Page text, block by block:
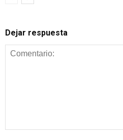
Dejar respuesta